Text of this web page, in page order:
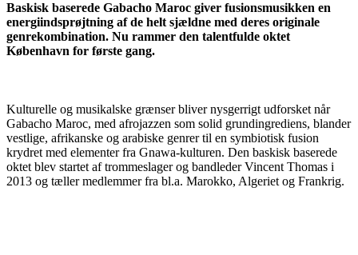
Baskisk baserede Gabacho Maroc giver fusionsmusikken en
energiindsprøjtning af de helt sjældne med deres originale
genrekombination. Nu rammer den talentfulde oktet
København for første gang.
Kulturelle og musikalske grænser bliver nysgerrigt udforsket når
Gabacho Maroc, med afrojazzen som solid grundingrediens, blander
vestlige, afrikanske og arabiske genrer til en symbiotisk fusion
krydret med elementer fra Gnawa-kulturen. Den baskisk baserede
oktet blev startet af trommeslager og bandleder Vincent Thomas i
2013 og tæller medlemmer fra bl.a. Marokko, Algeriet og Frankrig.